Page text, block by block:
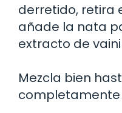
derretido, retira
añade la nata
extracto de
Mezcla bien